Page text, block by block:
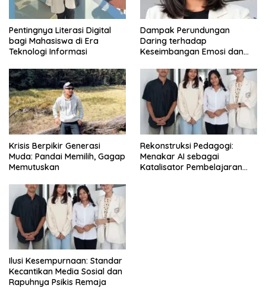
Pentingnya Literasi Digital
bagi Mahasiswa di Era
Teknologi Informasi
Dampak Perundungan
Daring terhadap
Keseimbangan Emosi dan
Krisis Berpikir Generasi
Muda: Pandai Memilih, Gagap
Memutuskan
Rekonstruksi Pedagogi:
Menakar AI sebagai
Katalisator Pembelajaran
Ilusi Kesempurnaan: Standar
Kecantikan Media Sosial dan
Rapuhnya Psikis Remaja